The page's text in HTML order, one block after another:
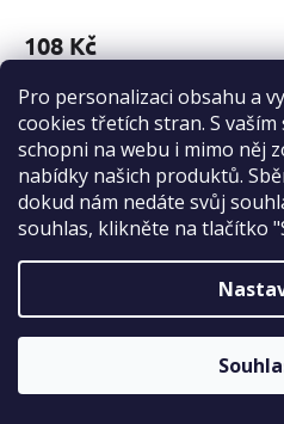
Pro personalizaci obsahu a
cookies třetích stran. S
schopni na webu i mimo něj
nabídky našich produktů.
dokud nám nedáte svůj
souhlas, klikněte na tlačítko
108 Kč
Resun magnetická stěrka je
sortimentu magnetických stěrek
Svým elegantním vzhledem je
doplňkem akvária. Jde o velké
akvárií.
Rozměr: 8 x 4 cm
Sleva
na první
Zásady zpracování